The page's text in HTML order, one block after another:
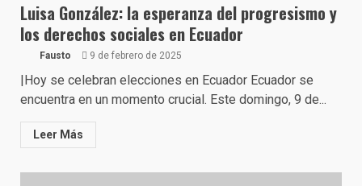
Luisa González: la esperanza del progresismo y
los derechos sociales en Ecuador
Fausto 9 de febrero de 2025
|Hoy se celebran elecciones en Ecuador Ecuador se
encuentra en un momento crucial. Este domingo, 9 de...
Leer Más